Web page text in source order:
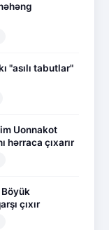
"asılı tabutlar"
Uonnakot
hərraca çıxarır
çıxır